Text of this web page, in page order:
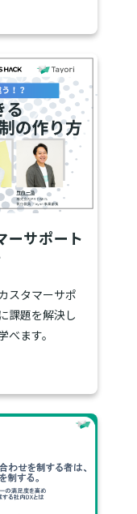
ーサポート
スタマーサポ
課題を解決し
ます。